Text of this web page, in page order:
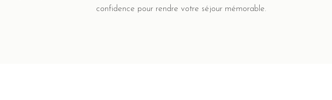
confidence pour rendre votre séjour mémorable.